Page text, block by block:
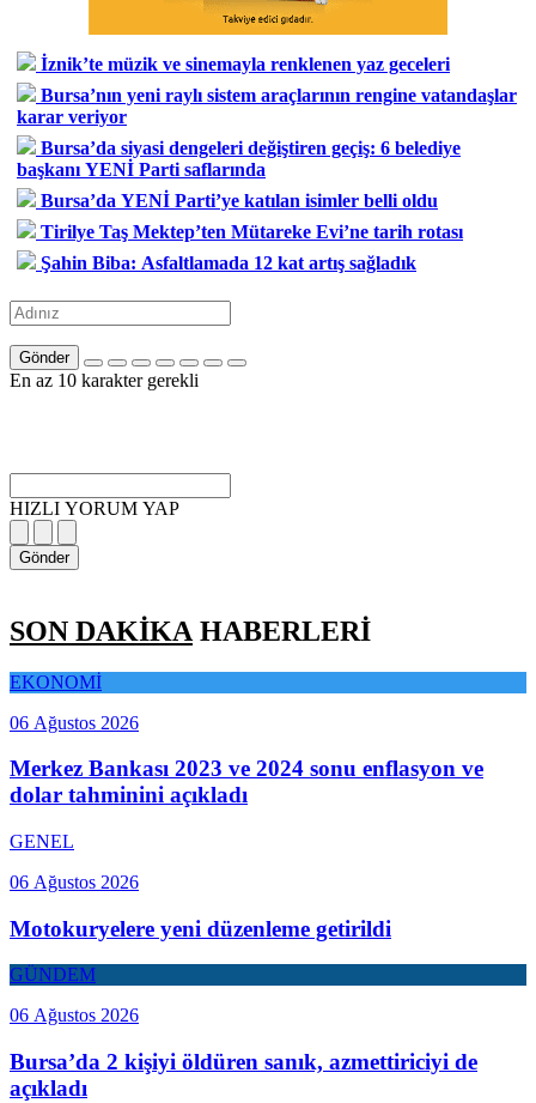
İznik’te müzik ve sinemayla renklenen yaz geceleri
Bursa’nın yeni raylı sistem araçlarının rengine vatandaşlar
karar veriyor
Bursa’da siyasi dengeleri değiştiren geçiş: 6 belediye
başkanı YENİ Parti saflarında
Bursa’da YENİ Parti’ye katılan isimler belli oldu
Tirilye Taş Mektep’ten Mütareke Evi’ne tarih rotası
Şahin Biba: Asfaltlamada 12 kat artış sağladık
Gönder
En az 10 karakter gerekli
HIZLI YORUM YAP
Gönder
SON DAKİKA HABERLERİ
EKONOMİ
06 Ağustos 2026
Merkez Bankası 2023 ve 2024 sonu enflasyon ve
dolar tahminini açıkladı
GENEL
06 Ağustos 2026
Motokuryelere yeni düzenleme getirildi
GÜNDEM
06 Ağustos 2026
Bursa’da 2 kişiyi öldüren sanık, azmettiriciyi de
açıkladı